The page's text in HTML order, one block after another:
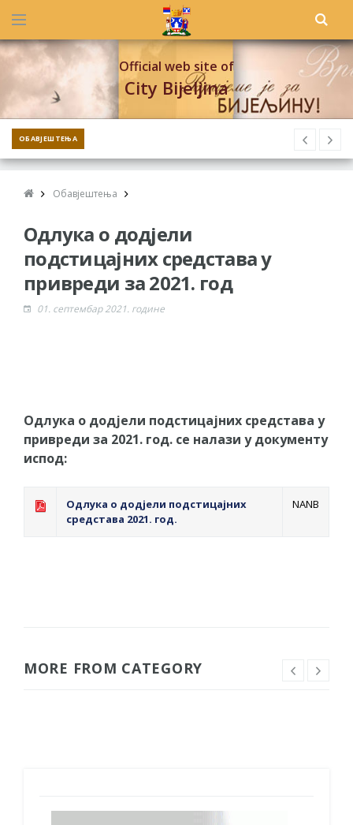
Official web site of
City Bijeljina
ОБАВЈЕШТЕЊА
Обавјештења
Одлука о додјели
подстицајних средстава у
привреди за 2021. год
01. септембар 2021. године
Одлука о додјели подстицајних средстава у
привреди за 2021. год. се налази у документу
испод:
Одлука о додјели подстицајних
средстава 2021. год.
NANB
MORE FROM CATEGORY